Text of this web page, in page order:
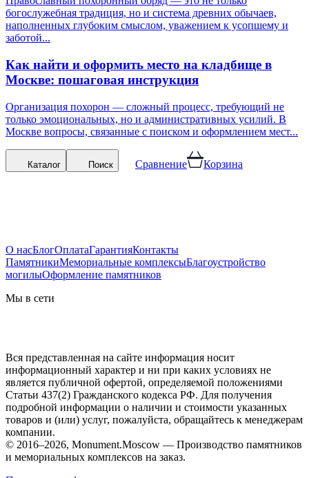
богослужебная традиция, но и система древних обычаев,
наполненных глубоким смыслом, уважением к усопшему и
заботой...
Как найти и оформить место на кладбище в
Москве: пошаговая инструкция
Организация похорон — сложный процесс, требующий не
только эмоциональных, но и административных усилий. В
Москве вопросы, связанные с поиском и оформлением мест...
Каталог Поиск Сравнение Корзина
О насБлогОплатаГарантияКонтакты
ПамятникиМемориальные комплексыБлагоустройство
могилыОформление памятников
Мы в сети
Вся представленная на сайте информация носит
информационный характер и ни при каких условиях не
является публичной офертой, определяемой положениями
Статьи 437(2) Гражданского кодекса РФ. Для получения
подробной информации о наличии и стоимости указанных
товаров и (или) услуг, пожалуйста, обращайтесь к менеджерам
компании.
© 2016–2026, Monument.Moscow — Производство памятников
и мемориальных комплексов на заказ.